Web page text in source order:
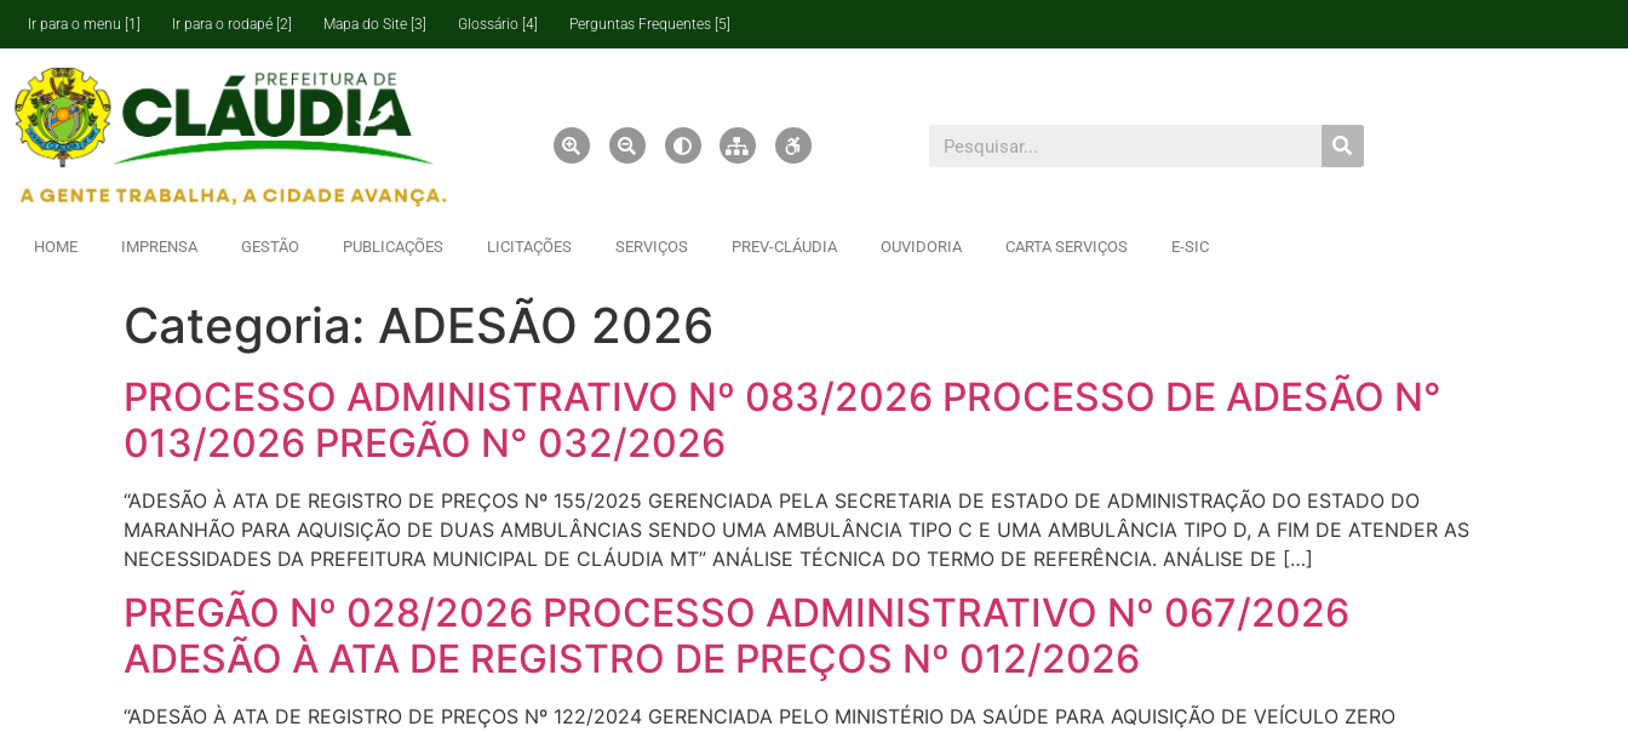
Ir para o menu [1] Ir para o rodapé [2] Mapa do Site [3] Glossário [4] Perguntas Frequentes [5]
HOME IMPRENSA GESTÃO PUBLICAÇÕES LICITAÇÕES SERVIÇOS PREV-CLÁUDIA OUVIDORIA CARTA SERVIÇOS E-SIC
Categoria: ADESÃO 2026
PROCESSO ADMINISTRATIVO Nº 083/2026 PROCESSO DE ADESÃO N°
013/2026 PREGÃO N° 032/2026
“ADESÃO À ATA DE REGISTRO DE PREÇOS Nº 155/2025 GERENCIADA PELA SECRETARIA DE ESTADO DE ADMINISTRAÇÃO DO ESTADO DO
MARANHÃO PARA AQUISIÇÃO DE DUAS AMBULÂNCIAS SENDO UMA AMBULÂNCIA TIPO C E UMA AMBULÂNCIA TIPO D, A FIM DE ATENDER AS
NECESSIDADES DA PREFEITURA MUNICIPAL DE CLÁUDIA MT” ANÁLISE TÉCNICA DO TERMO DE REFERÊNCIA. ANÁLISE DE […]
PREGÃO Nº 028/2026 PROCESSO ADMINISTRATIVO Nº 067/2026
ADESÃO À ATA DE REGISTRO DE PREÇOS Nº 012/2026
“ADESÃO À ATA DE REGISTRO DE PREÇOS Nº 122/2024 GERENCIADA PELO MINISTÉRIO DA SAÚDE PARA AQUISIÇÃO DE VEÍCULO ZERO